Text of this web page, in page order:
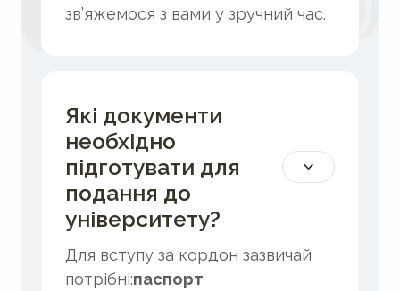
зв’яжемося з вами у зручний час.
Які документи
необхідно
підготувати для
подання до
університету?
Для вступу за кордон зазвичай
потрібні:паспорт